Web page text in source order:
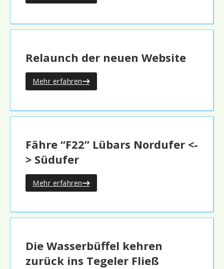
Relaunch der neuen Website
Mehr erfahren
Fähre “F22” Lübars Nordufer <-
> Südufer
Mehr erfahren
Die Wasserbüffel kehren
zurück ins Tegeler Fließ